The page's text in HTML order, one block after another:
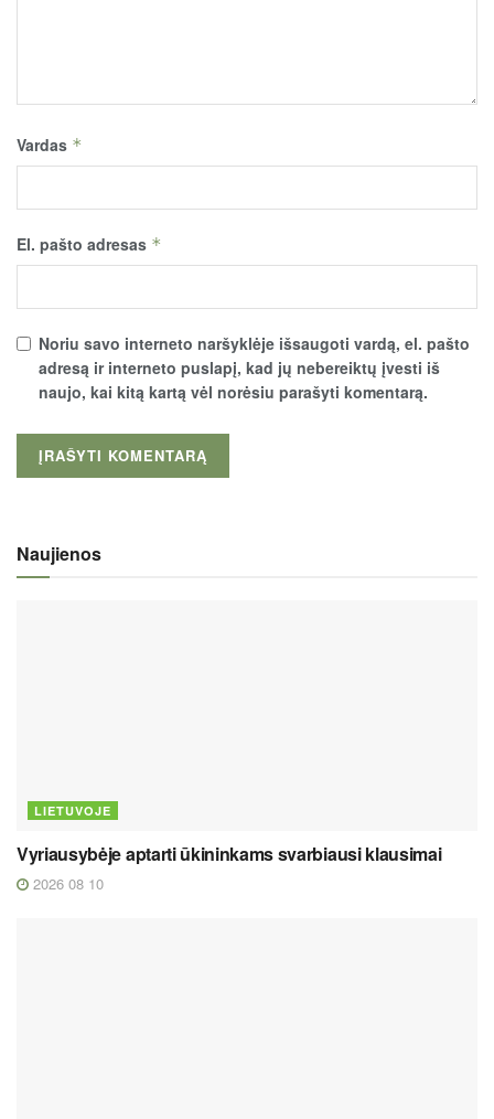
Vardas *
El. pašto adresas *
Noriu savo interneto naršyklėje išsaugoti vardą, el. pašto
adresą ir interneto puslapį, kad jų nebereiktų įvesti iš
naujo, kai kitą kartą vėl norėsiu parašyti komentarą.
Naujienos
LIETUVOJE
Vyriausybėje aptarti ūkininkams svarbiausi klausimai
2026 08 10